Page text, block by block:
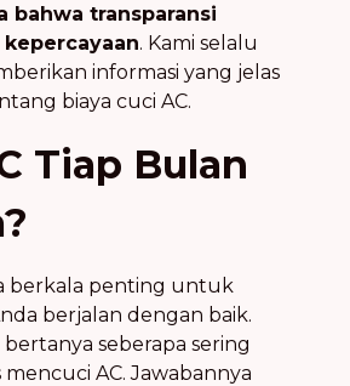
bahwa transparansi
. Kami selalu
informasi yang jelas
biaya cuci AC.
Tiap Bulan
berkala penting untuk
berjalan dengan baik.
seberapa sering
AC. Jawabannya